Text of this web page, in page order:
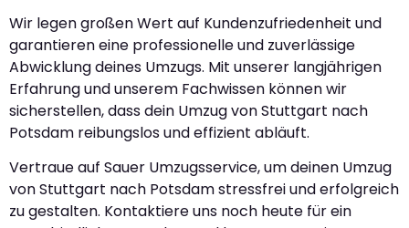
Wir legen großen Wert auf Kundenzufriedenheit und
garantieren eine professionelle und zuverlässige
Abwicklung deines Umzugs. Mit unserer langjährigen
Erfahrung und unserem Fachwissen können wir
sicherstellen, dass dein Umzug von Stuttgart nach
Potsdam reibungslos und effizient abläuft.
Vertraue auf Sauer Umzugsservice, um deinen Umzug
von Stuttgart nach Potsdam stressfrei und erfolgreich
zu gestalten. Kontaktiere uns noch heute für ein